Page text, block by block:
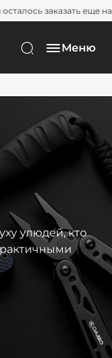
заказать еще на1 500
Меню
улюдей, кто